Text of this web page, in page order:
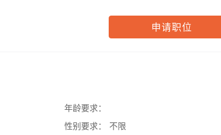
申请职位
年龄要求：
性别要求：
不限